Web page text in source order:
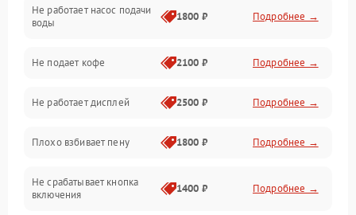
Проблемы с водой
Не работает насос подачи
воды
1800 ₽ Подробнее →
Не подает кофе 2100 ₽ Подробнее →
Не работает дисплей 2500 ₽ Подробнее →
Плохо взбивает пену 1800 ₽ Подробнее →
Не срабатывает кнопка
включения
1400 ₽ Подробнее →